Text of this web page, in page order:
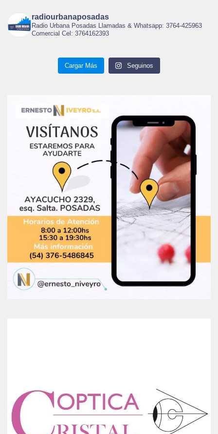
radiourbanaposadas
Radio Urbana Posadas Llamadas & Whatsapp: 3764-425963
Comercial Cel: 3764162393
Cargar Más Seguinos